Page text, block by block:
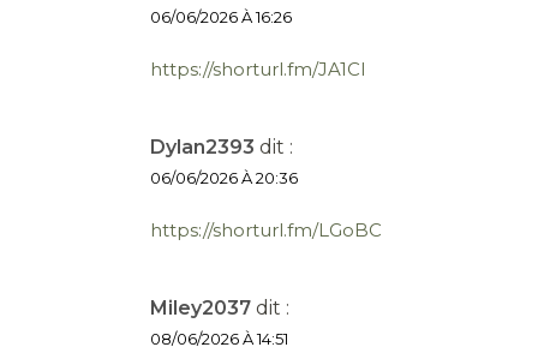
06/06/2026 À 16:26
https://shorturl.fm/JA1Cl
Dylan2393 dit :
06/06/2026 À 20:36
https://shorturl.fm/LGoBC
Miley2037 dit :
08/06/2026 À 14:51